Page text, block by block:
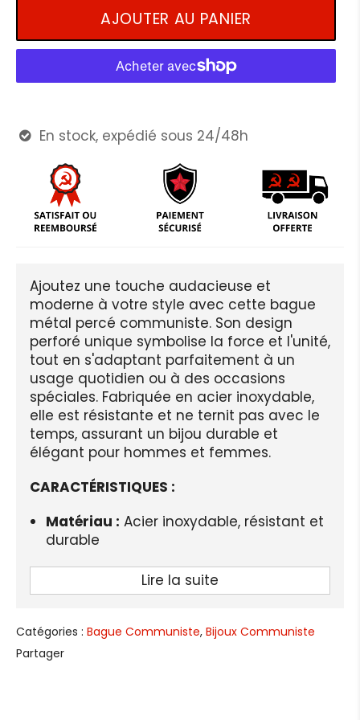
AJOUTER AU PANIER
 En stock, expédié sous 24/48h
Ajoutez une touche audacieuse et
moderne à votre style avec cette bague
métal percé communiste. Son design
perforé unique symbolise la force et l'unité,
tout en s'adaptant parfaitement à un
usage quotidien ou à des occasions
spéciales. Fabriquée en acier inoxydable,
elle est résistante et ne ternit pas avec le
temps, assurant un bijou durable et
élégant pour hommes et femmes.
CARACTÉRISTIQUES :
Matériau : Acier inoxydable, résistant et
durable
Couleurs disponibles :Acier naturel ou
Style :Moderne et tendance
Type :
Lire la suite
Catégories : Bague Communiste, Bijoux Communiste
Partager